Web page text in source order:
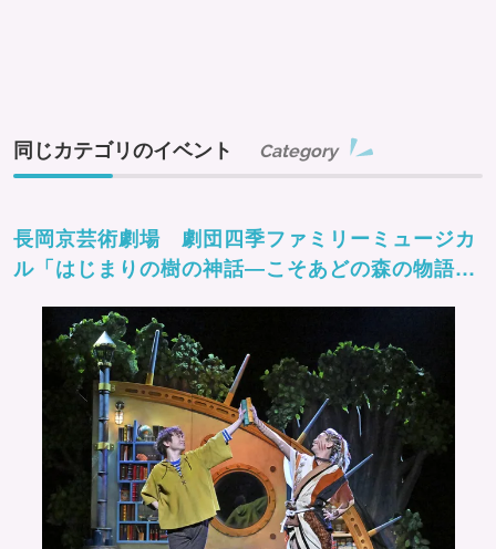
同じカテゴリのイベント Category
長岡京芸術劇場 劇団四季ファミリーミュージカ
ル「はじまりの樹の神話―こそあどの森の物語